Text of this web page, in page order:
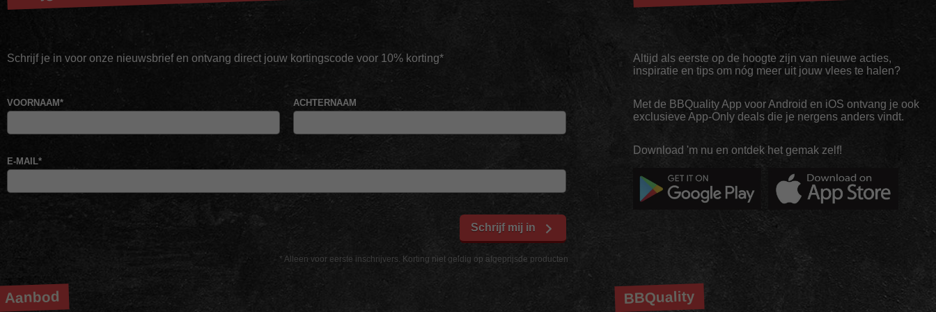
Schrijf je in voor onze nieuwsbrief en ontvang direct jouw kortingscode voor 10% korting*
* Alleen voor eerste inschrijvers. Korting niet geldig op afgeprijsde producten
VOORNAAM* ACHTERNAAM
E-MAIL*
Schrijf mij in
Altijd als eerste op de hoogte zijn van nieuwe acties,
inspiratie en tips om nóg meer uit jouw vlees te halen?
Met de BBQuality App voor Android en iOS ontvang je ook
exclusieve App-Only deals die je nergens anders vindt.
Download 'm nu en ontdek het gemak zelf!
Aanbod BBQuality